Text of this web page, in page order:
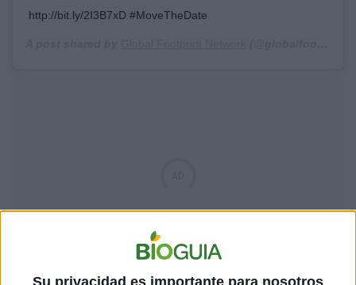
Su privacidad es importante para nosotros
http://bit.ly/2I3B7xD #MoveTheDate